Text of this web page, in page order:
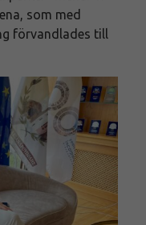
som med
förvandlades till